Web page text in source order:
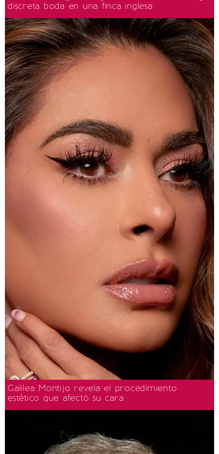
discreta boda en una finca inglesa
Galilea Montijo revela el procedimiento
estético que afectó su cara